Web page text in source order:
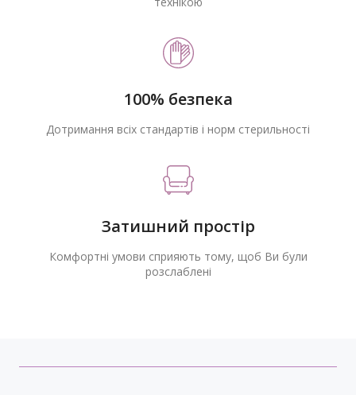
100% безпека
Дотримання всіх стандартів і норм стерильності
Затишний простір
Комфортні умови сприяють тому, щоб Ви були
розслаблені